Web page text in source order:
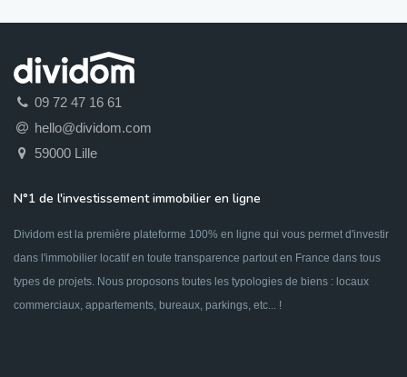
09 72 47 16 61
hello@dividom.com
59000 Lille
N°1 de l'investissement immobilier en ligne
Dividom est la première plateforme 100% en ligne qui vous permet d'investir
dans l'immobilier locatif en toute transparence partout en France dans tous
types de projets. Nous proposons toutes les typologies de biens : locaux
commerciaux, appartements, bureaux, parkings, etc... !